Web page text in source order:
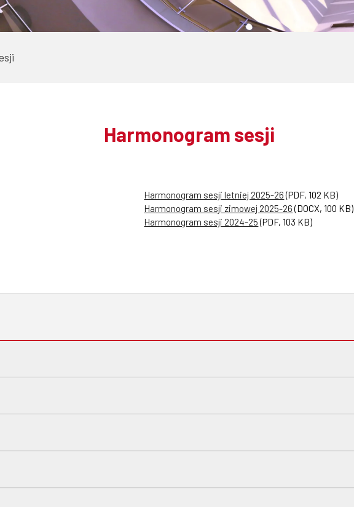
Harmonogram sesji
Harmonogram sesji letniej 2025-26(PDF, 102 KB)
Harmonogram sesji zimowej 2025-26(DOCX, 100 KB)
Harmonogram sesji 2024-25(PDF, 103 KB)